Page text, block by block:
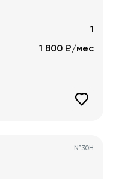
1
1 800 ₽/мес
№30Н